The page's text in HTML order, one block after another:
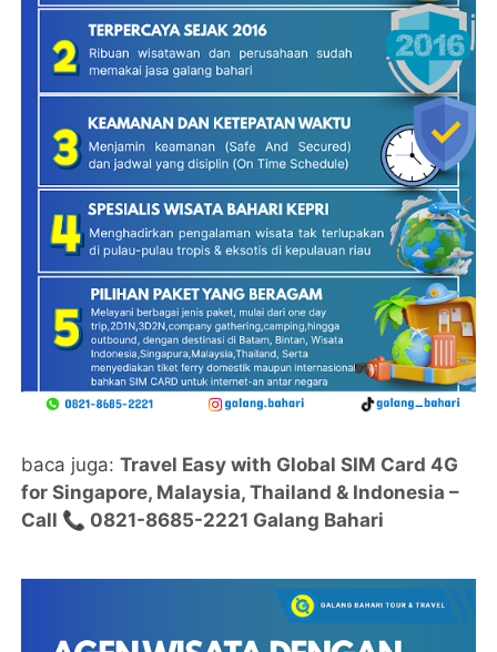
baca juga:Travel Easy with Global SIM Card 4G
for Singapore, Malaysia, Thailand & Indonesia –
Call 📞 0821-8685-2221 Galang Bahari